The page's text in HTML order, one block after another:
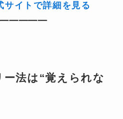
サイトで詳細を見る
ー法は“覚えられな